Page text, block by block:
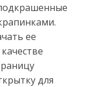
ее
для